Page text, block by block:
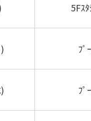
5Fｽ
ﾌﾟ
ﾌﾟ